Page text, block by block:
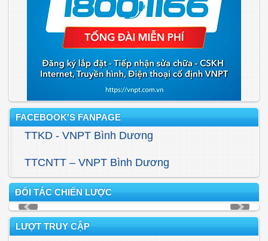
FACEBOOK'S FANPAGE
TTKD - VNPT Bình Dương
TTCNTT – VNPT Bình Dương
ĐỐI TÁC CHIẾN LƯỢC
LƯỢT TRUY CẬP